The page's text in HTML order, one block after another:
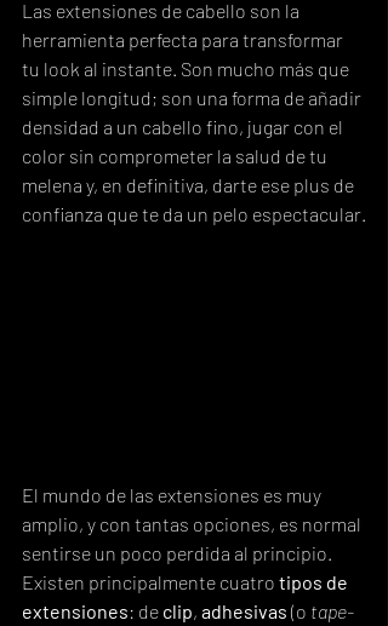
Las extensiones de cabello son la
herramienta perfecta para transformar
tu look al instante. Son mucho más que
simple longitud; son una forma de añadir
densidad a un cabello fino, jugar con el
color sin comprometer la salud de tu
melena y, en definitiva, darte ese plus de
confianza que te da un pelo espectacular.
El mundo de las extensiones es muy
amplio, y con tantas opciones, es normal
sentirse un poco perdida al principio.
Existen principalmente cuatro tipos de
extensiones: de clip, adhesivas (o tape-